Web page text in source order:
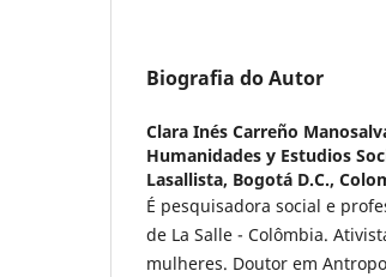
Biografia do Autor
Clara Inés Carreño
Humanidades y Estudios
Lasallista, Bogotá D.C.,
É pesquisadora social e
de La Salle - Colômbia.
mulheres. Doutor em